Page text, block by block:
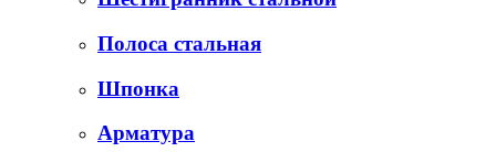
Полоса стальная
Шпонка
Арматура